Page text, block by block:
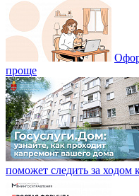
проще
поможет следить за ходом